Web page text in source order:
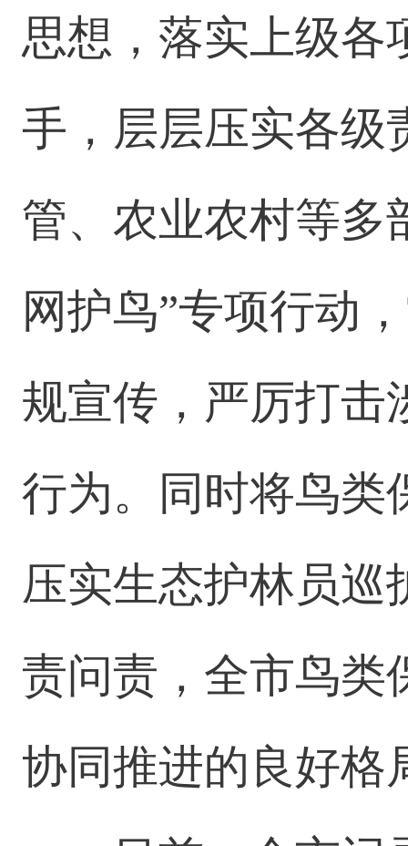
思想，落实上级各
手，层层压实各级
管、农业农村等多
网护鸟”专项行动
规宣传，严厉打击
行为。同时将鸟类
压实生态护林员巡
责问责，全市鸟类
协同推进的良好格